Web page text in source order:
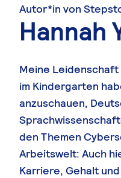
Autor*in von
Hannah
Meine
im Kindergarten
anzuschauen,
den Themen
Arbeitswelt: Auch
Karriere, Gehalt